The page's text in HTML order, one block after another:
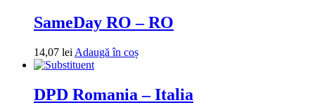
SameDay RO – RO
14,07 lei Adaugă în coș
DPD Romania – Italia